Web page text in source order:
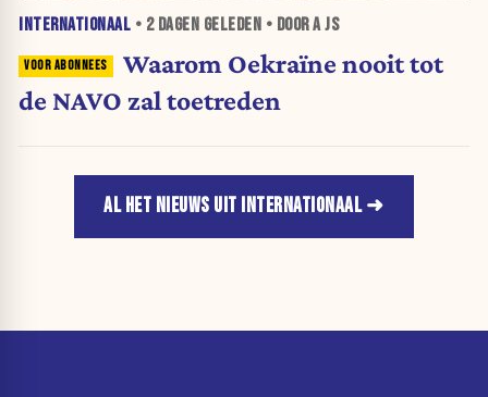
INTERNATIONAAL • 2 DAGEN GELEDEN • DOOR A JS
Waarom Oekraïne nooit tot
de NAVO zal toetreden
AL HET NIEUWS UIT INTERNATIONAAL